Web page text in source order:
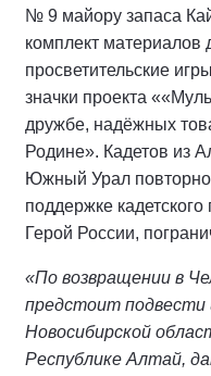
№ 9 майору запаса
комплект материалов
просветительские
значки проекта
дружбе, надёжных
Родине». Кадетов из
Южный Урал
поддержке
Герой России,
«По возвращении в
предстоит подвести
Новосибирской
Республике Алтай,